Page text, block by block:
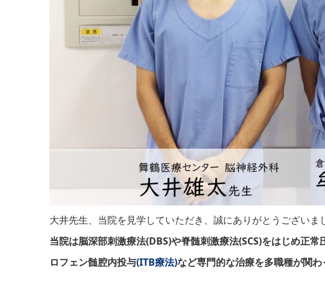
大井先生、当院を見学していただき、誠にありがとうございま
当院は脳深部刺激療法(DBS)や脊髄刺激療法(SCS)をはじめ正
ロフェン髄腔内投与(ITB療法)など専門的な治療を多職種が関